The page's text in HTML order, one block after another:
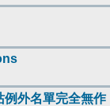
例外名單完全無作